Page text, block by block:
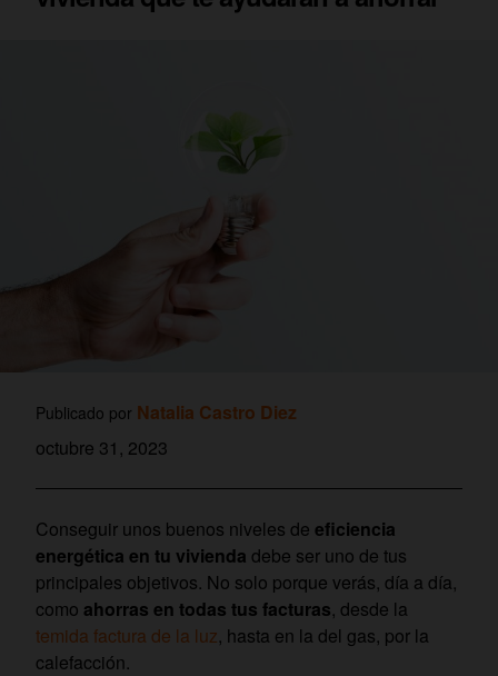
Publicado por Natalia Castro Diez
octubre 31, 2023
Conseguir unos buenos niveles de eficiencia
energética en tu vivienda debe ser uno de tus
principales objetivos. No solo porque verás, día a día,
como ahorras en todas tus facturas, desde la
temida factura de la luz, hasta en la del gas, por la
calefacción.